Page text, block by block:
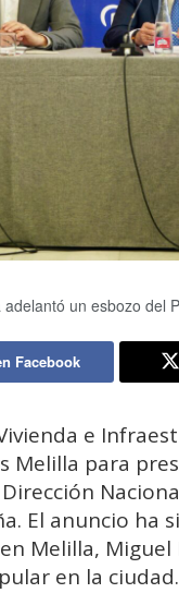
un esbozo del
Facebook
e
Melilla para
El anuncio ha
Melilla,
en la ciudad.